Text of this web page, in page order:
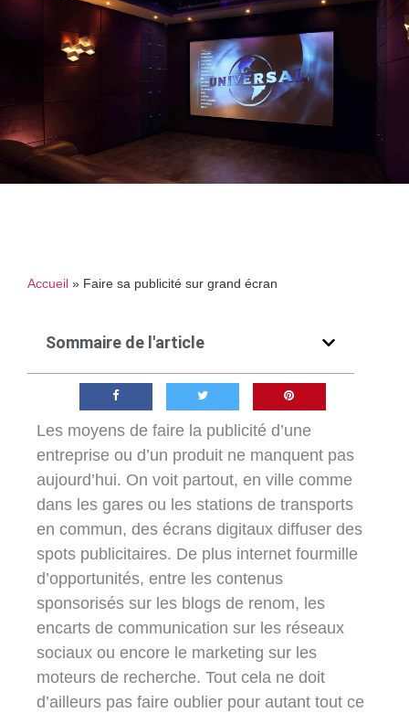
Accueil » Faire sa publicité sur grand écran
Sommaire de l'article
Les moyens de faire la publicité d’une
entreprise ou d’un produit ne manquent pas
aujourd’hui. On voit partout, en ville comme
dans les gares ou les stations de transports
en commun, des écrans digitaux diffuser des
spots publicitaires. De plus internet fourmille
d’opportunités, entre les contenus
sponsorisés sur les blogs de renom, les
encarts de communication sur les réseaux
sociaux ou encore le marketing sur les
moteurs de recherche. Tout cela ne doit
d’ailleurs pas faire oublier pour autant tout ce